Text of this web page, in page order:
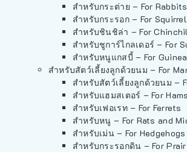
สำหรับกระต่าย – For Rabbits
สำหรับกระรอก – For
สำหรับชินชิล่า – For
สำหรับชูการ์ไกลเดอร์ – For
สำหรับหนูแกสบี้ – For
สำหรับสัตว์เลี้ยงลูกด้วยนม – For
สำหรับสัตว์เลี้ยงลูกด้วยนม –
สำหรับแฮมสเตอร์ – For
สำหรับเฟอเรท – For Ferrets
สำหรับหนู – For Rats and
สำหรับเม่น – For Hedgehogs
สำหรับกระรอกดิน – For